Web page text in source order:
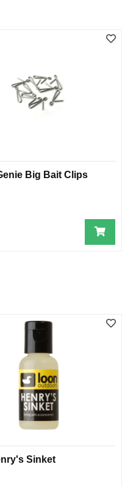
Big Bait Clips
Sinket